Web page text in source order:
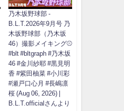
乃木坂野球部 -
B.L.T.2026年9月号 乃
木坂野球部（乃木坂
46）撮影メイキング⚾️
#blt #bltgraph #乃木坂
46 #金川紗耶 #黒見明
香 #紫田柚菜 #小川彩
#瀬戸口心月 #長嶋凛
桜 (Aug 06, 2026) |
B.L.T.officialさんより